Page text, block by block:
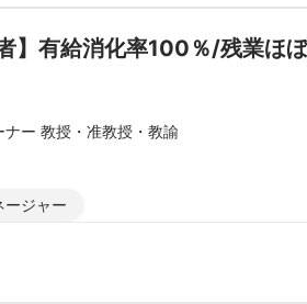
】有給消化率100％/残業ほ
ー 教授・准教授・教諭
ージャー